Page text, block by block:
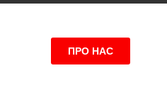
ПРО НАС